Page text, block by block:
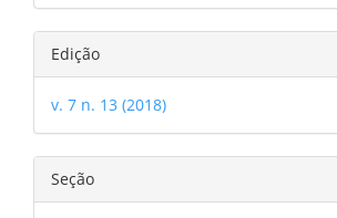
Edição
v. 7 n. 13 (2018)
Seção